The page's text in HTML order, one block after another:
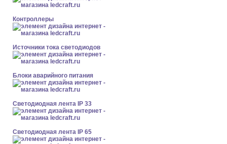
Контроллеры
Источники тока светодиодов
Блоки аварийного питания
Светодиодная лента IP 33
Светодиодная лента IP 65